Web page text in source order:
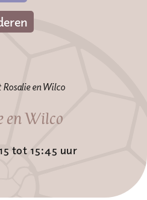
en Wilco
en Wilco
tot 15:45 uur